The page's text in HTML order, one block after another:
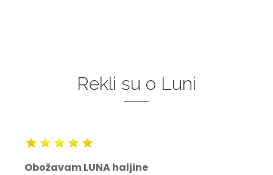
Rekli su o Luni
Obožavam LUNA haljine